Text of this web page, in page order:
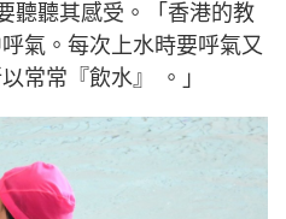
聽聽其感受。「香港的教
氣。每次上水時要呼氣又
常常『飲水』 。」